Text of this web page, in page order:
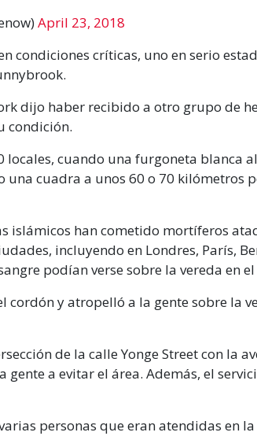
April 23, 2018
condiciones críticas, uno en serio
dijo haber recibido a otro grupo de
condición.
locales, cuando una furgoneta blanca
una cuadra a unos 60 o 70 kilómetros
islámicos han cometido mortíferos
incluyendo en Londres, París,
podían verse sobre la vereda en
cordón y atropelló a la gente sobre la
de la calle Yonge Street con la
a evitar el área. Además, el
personas que eran atendidas en